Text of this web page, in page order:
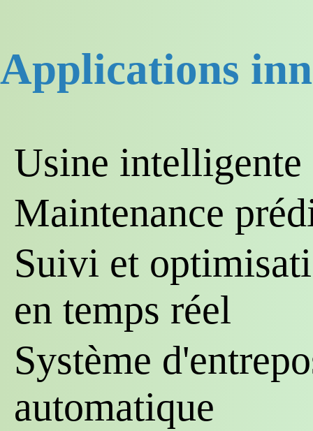
Applications
Usine intelligente
Maintenance
Suivi et
en temps réel
Système
automatique